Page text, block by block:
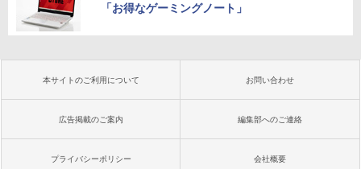
「お得なゲーミングノート」
本サイトのご利用について お問い合わせ
広告掲載のご案内 編集部へのご連絡
プライバシーポリシー 会社概要